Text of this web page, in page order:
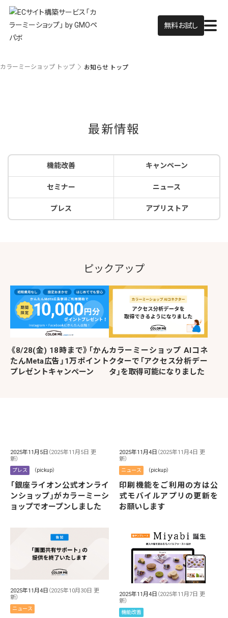
無料お試し
カラーミーショップ トップ お知らせ トップ
最新情報
機能改善 キャンペーン
セミナー ニュース
プレス アプリストア
ピックアップ
《8/28(金) 18時まで》「かん
たんMeta広告」1万ポイント
プレゼントキャンペーン
カラーミーショップ AIコネ
クターで「アクセス分析デー
タ」を取得可能になりました
2025年11月5日 （2025年11月5日 更
新）
プレス （pickup）
「銀座ライオン公式オンライ
ンショップ」がカラーミーシ
ョップでオープンしました
2025年11月4日 （2025年11月4日 更
新）
ニュース （pickup）
印刷機能をご利用の方は公
式モバイルアプリの更新を
お願いします
2025年11月4日 （2025年10月30日 更
新）
ニュース
2025年11月4日 （2025年11月7日 更
新）
機能改善